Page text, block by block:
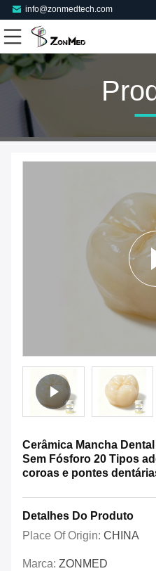
info@zonmedtech.com
Cerâmica Mancha
Sem Fósforo 20 Tipos
coroas e pontes
Detalhes Do Produto
Place Of Origin: CHINA
Marca: ZONMED